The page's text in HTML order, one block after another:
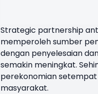
Strategic partnership
memperoleh sumber
dengan penyelesaian
semakin meningkat.
perekonomian
masyarakat.